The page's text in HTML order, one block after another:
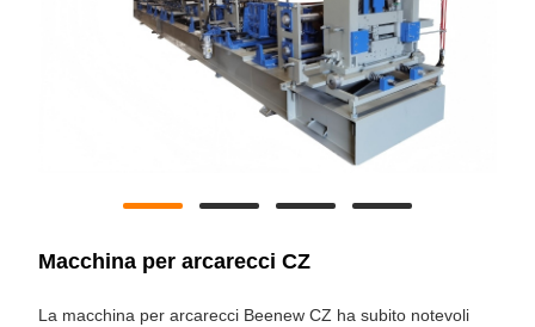
Macchina per arcarecci CZ
La macchina per arcarecci Beenew CZ ha subito notevoli